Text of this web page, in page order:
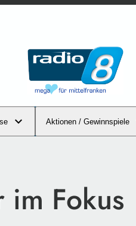
Aktionen / Gewinnspiele
Fokus